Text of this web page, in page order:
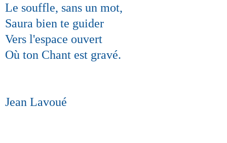
Le souffle, sans un mot,
Saura bien te guider
Vers l'espace ouvert
Où ton Chant est gravé.
Jean Lavoué